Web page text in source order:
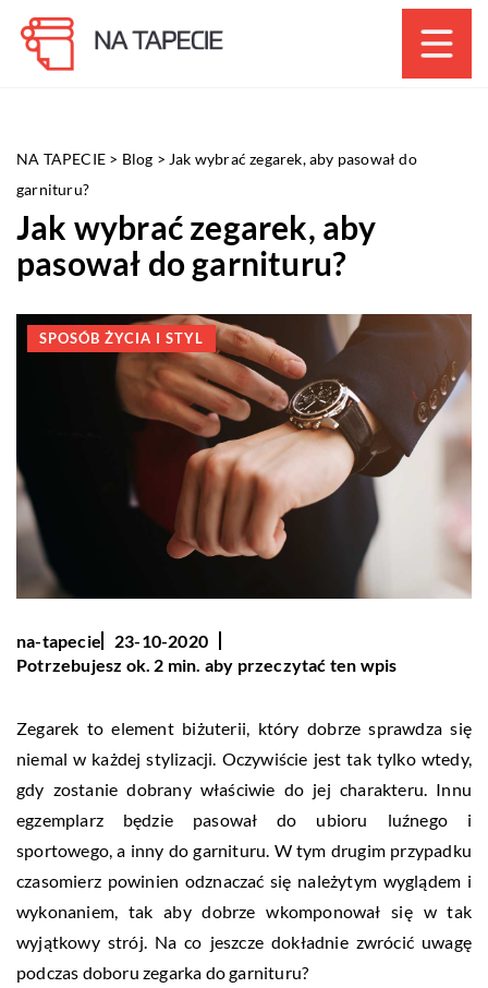
NA TAPECIE > Blog > Jak wybrać zegarek, aby pasował do
garnituru?
Jak wybrać zegarek, aby
pasował do garnituru?
SPOSÓB ŻYCIA I STYL
na-tapecie
23-10-2020
Potrzebujesz ok. 2 min. aby przeczytać ten wpis
Zegarek to element biżuterii, który dobrze sprawdza się
niemal w każdej stylizacji. Oczywiście jest tak tylko wtedy,
gdy zostanie dobrany właściwie do jej charakteru. Innu
egzemplarz będzie pasował do ubioru luźnego i
sportowego, a inny do garnituru. W tym drugim przypadku
czasomierz powinien odznaczać się należytym wyglądem i
wykonaniem, tak aby dobrze wkomponował się w tak
wyjątkowy strój. Na co jeszcze dokładnie zwrócić uwagę
podczas doboru zegarka do garnituru?